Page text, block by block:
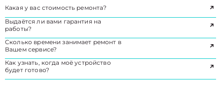
Какая у вас стоимость ремонта?
Выдаётся ли вами гарантия на
работы?
Сколько времени занимает ремонт в
Вашем сервисе?
Как узнать, когда моё устройство
будет готово?